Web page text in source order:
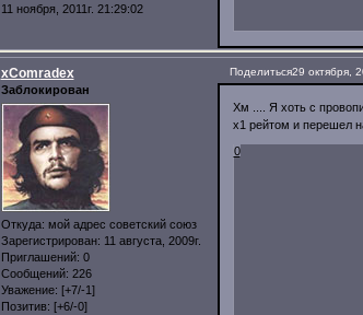
11 ноября, 2011г. 21:29:02
Поделиться29 октября,
xComradex
Заблокирован
Откуда: мой адрес советский союз
Зарегистрирован: 11 августа, 2009г.
Приглашений: 0
Сообщений: 226
Уважение: [+7/-1]
Позитив: [+6/-0]
Хм .... Я хоть с
х1 рейтом и перешел
0